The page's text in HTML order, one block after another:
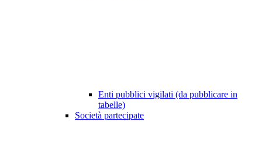
Enti pubblici vigilati (da pubblicare in
tabelle)
Società partecipate